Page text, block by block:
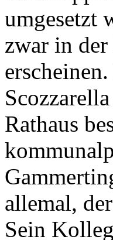
umgesetzt
zwar in
Rathaus
allemal,
Sein